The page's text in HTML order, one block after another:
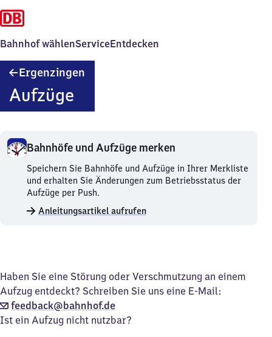
Bahnhof wählenServiceEntdecken
Ergenzingen
Aufzüge
Bahnhöfe und Aufzüge merken
Bahnhöfe
und
Aufzüge
merken.
Speichern Sie Bahnhöfe und Aufzüge in Ihrer Merkliste
und erhalten Sie Änderungen zum Betriebsstatus der
Aufzüge per Push.
Anleitungsartikel aufrufen
Haben Sie eine Störung oder Verschmutzung an einem
Aufzug entdeckt? Schreiben Sie uns eine E-Mail:
feedback@bahnhof.de
Ist ein Aufzug nicht nutzbar?